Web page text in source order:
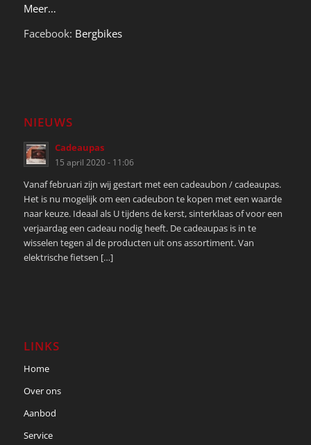
Meer…
Facebook: Bergbikes
NIEUWS
Cadeaupas
15 april 2020 - 11:06
Vanaf februari zijn wij gestart met een cadeaubon / cadeaupas.
Het is nu mogelijk om een cadeubon te kopen met een waarde
naar keuze. Ideaal als U tijdens de kerst, sinterklaas of voor een
verjaardag een cadeau nodig heeft. De cadeaupas is in te
wisselen tegen al de producten uit ons assortiment. Van
elektrische fietsen […]
LINKS
Home
Over ons
Aanbod
Service